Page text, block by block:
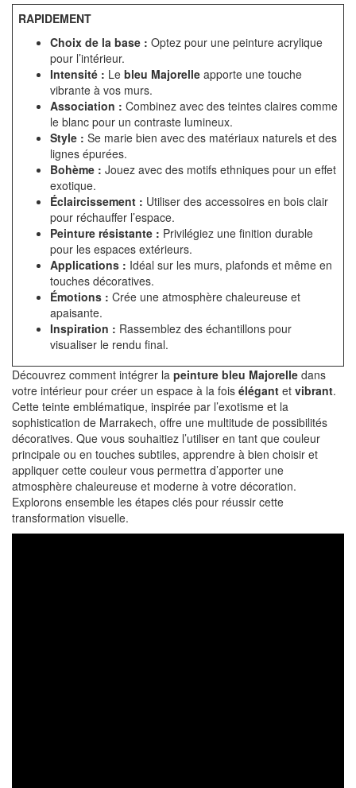
RAPIDEMENT
Choix de la base : Optez pour une peinture acrylique
pour l’intérieur.
Intensité : Le bleu Majorelle apporte une touche
vibrante à vos murs.
Association : Combinez avec des teintes claires comme
le blanc pour un contraste lumineux.
Style : Se marie bien avec des matériaux naturels et des
lignes épurées.
Bohème : Jouez avec des motifs ethniques pour un effet
exotique.
Éclaircissement : Utiliser des accessoires en bois clair
pour réchauffer l’espace.
Peinture résistante : Privilégiez une finition durable
pour les espaces extérieurs.
Applications : Idéal sur les murs, plafonds et même en
touches décoratives.
Émotions : Crée une atmosphère chaleureuse et
apaisante.
Inspiration : Rassemblez des échantillons pour
visualiser le rendu final.
Découvrez comment intégrer la peinture bleu Majorelle dans
votre intérieur pour créer un espace à la fois élégant et vibrant.
Cette teinte emblématique, inspirée par l’exotisme et la
sophistication de Marrakech, offre une multitude de possibilités
décoratives. Que vous souhaitiez l’utiliser en tant que couleur
principale ou en touches subtiles, apprendre à bien choisir et
appliquer cette couleur vous permettra d’apporter une
atmosphère chaleureuse et moderne à votre décoration.
Explorons ensemble les étapes clés pour réussir cette
transformation visuelle.